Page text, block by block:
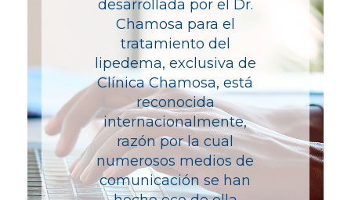
desarrollada por el Dr.
Chamosa para el
tratamiento del
lipedema, exclusiva de
Clínica Chamosa, está
reconocida
internacionalmente,
razón por la cual
numerosos medios de
comunicación se han